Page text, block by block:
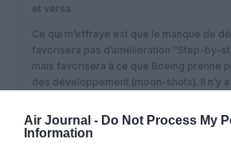
Air Journal - Do Not Process My
Information
et versa
Ce qui m’effraye est que le manque de
favorisera pas d’amélioration “Step-by-
mais favorisera à ce que Boeing prenne
des développement (moon-shots). Il n’y a
l’accouchement douloureux du 787
Faut vraiment que les USA / Boeing